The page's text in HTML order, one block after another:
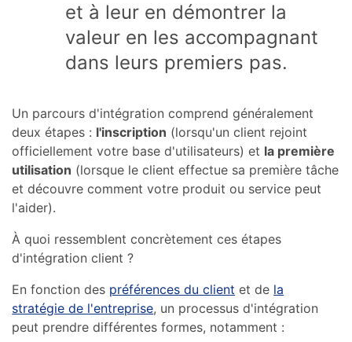
et à leur en démontrer la
valeur en les accompagnant
dans leurs premiers pas.
Un parcours d'intégration comprend généralement
deux étapes : l'inscription (lorsqu'un client rejoint
officiellement votre base d'utilisateurs) et la première
utilisation (lorsque le client effectue sa première tâche
et découvre comment votre produit ou service peut
l'aider).
À quoi ressemblent concrètement ces étapes
d'intégration client ?
En fonction des préférences du client et de la
stratégie de l'entreprise, un processus d'intégration
peut prendre différentes formes, notamment :